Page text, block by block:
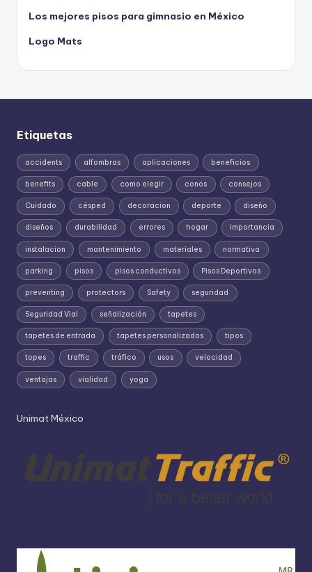
Los mejores pisos para gimnasio en México
Logo Mats
Etiquetas
accidents alfombras aplicaciones beneficios
benefits cable como elegir conos consejos
Cuidado césped decoracion deporte diseño
diseños durabilidad errores hogar importancia
instalacion mantenimiento materiales normativa
parking pisos pisos conductivos Pisos Deportivos
preventing protectors Safety seguridad
Seguridad Vial señalización tapetes
tapetes de entrada tapetes personalizados tipos
topes traffic tráfico usos velocidad
ventajas vialidad yoga
Unimat México